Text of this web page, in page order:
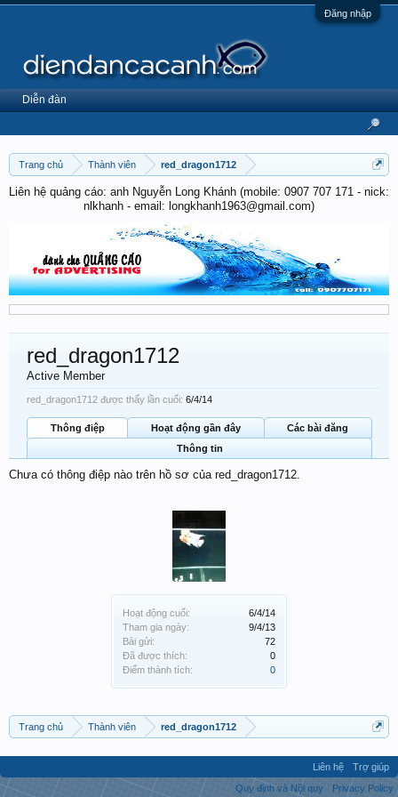
Đăng nhập
Trang chủ Thành viên red_dragon1712
Liên hệ quảng cáo: anh Nguyễn Long Khánh (mobile: 0907 707 171 - nick:
nlkhanh - email: longkhanh1963@gmail.com)
Hoạt động cuối:
6/4/14
Tham gia ngày:
9/4/13
Bài gửi:
72
Đã được thích:
0
Điểm thành tích:
0
red_dragon1712
Active Member
red_dragon1712 được thấy lần cuối: 6/4/14
Thông điệp Hoạt động gần đây
Các bài đăng
Thông tin
Chưa có thông điệp nào trên hồ sơ của red_dragon1712.
Trang chủ Thành viên red_dragon1712
Diễn đàn
Liên hệ
Trợ giúp
Quy định và Nội quy
Privacy Policy